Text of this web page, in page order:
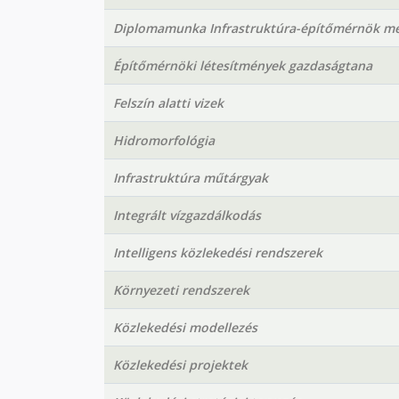
Diplomamunka Infrastruktúra-építőmérnök
Építőmérnöki létesítmények gazdaságtana
Felszín alatti vizek
Hidromorfológia
Infrastruktúra műtárgyak
Integrált vízgazdálkodás
Intelligens közlekedési rendszerek
Környezeti rendszerek
Közlekedési modellezés
Közlekedési projektek